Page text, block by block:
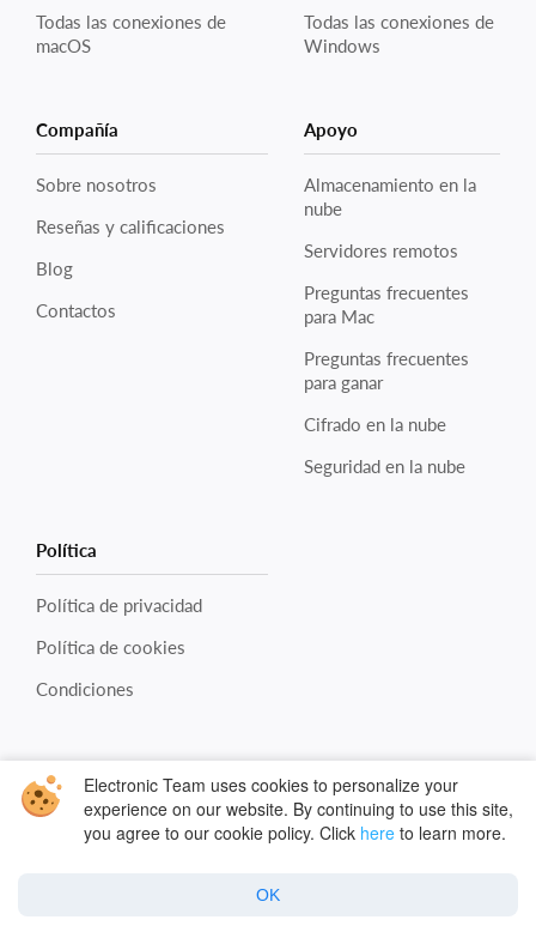
Todas las conexiones de
macOS
Todas las conexiones de
Windows
Compañía
Sobre nosotros
Reseñas y calificaciones
Blog
Contactos
Apoyo
Almacenamiento en la
nube
Servidores remotos
Preguntas frecuentes
para Mac
Preguntas frecuentes
para ganar
Cifrado en la nube
Seguridad en la nube
Política
Política de privacidad
Política de cookies
Condiciones
Copyright © 2026 Electronic Team, Inc., its affiliates and
licensors.Legal Information.
support@electronic.us
Electronic Team uses cookies to personalize your
experience on our website. By continuing to use this site,
you agree to our cookie policy. Click here to learn more.
OK